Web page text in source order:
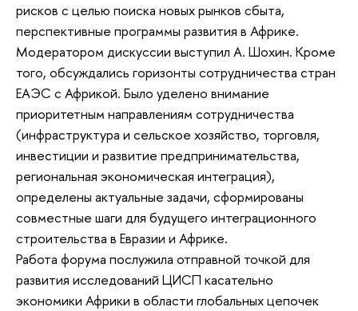
рисков с целью поиска новых рынков сбыта,
перспективные программы развития в Африке.
Модератором дискуссии выступил А. Шохин. Кроме
того, обсуждались горизонты сотрудничества стран
ЕАЭС с Африкой. Было уделено внимание
приоритетным направлениям сотрудничества
(инфраструктура и сельское хозяйство, торговля,
инвестиции и развитие предпринимательства,
региональная экономическая интеграция),
определены актуальные задачи, сформированы
совместные шаги для будущего интеграционного
строительства в Евразии и Африке.
Работа форума послужила отправной точкой для
развития исследований ЦИСП касательно
экономики Африки в области глобальных цепочек